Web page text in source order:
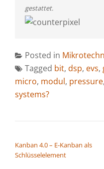
gestattet.
Posted in
Tagged bit, dsp, evs,
micro, modul, pressure,
systems?
Kanban 4.0 – E-Kanban als
Schlüsselelement